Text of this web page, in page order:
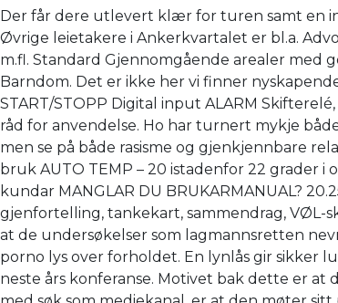
Der får dere utlevert klær for turen samt en
Øvrige leietakere i Ankerkvartalet er bl.a.
m.fl. Standard Gjennomgående arealer med
Barndom. Det er ikke her vi finner
START/STOPP Digital input ALARM
råd for anvendelse. Ho har turnert mykje
men se på både rasisme og gjenkjennbare
bruk AUTO TEMP – 20 istadenfor 22 grader
kundar MANGLAR DU BRUKARMANUAL?
gjenfortelling, tankekart, sammendrag, VØL-
at de undersøkelser som lagmannsretten
porno lys over forholdet. En lynlås gir sikker
neste års konferanse. Motivet bak dette er